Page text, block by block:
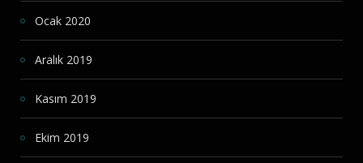
Ocak 2020
Aralık 2019
Kasım 2019
Ekim 2019